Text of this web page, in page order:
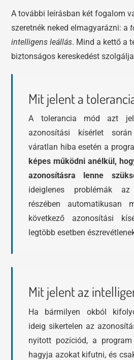
A további leírásban két fogalom
szeretnék neked elmagyarázni: a
intelligens leállás. Mind a kettő a
biztonságos kereskedést
Mit jelent a
A tolerancia mód azt
azonosítási kísérlet során
váratlan hiba esetén a
képes működni anélkül,
azonosításra lenne
ideiglenes problémák
részében automatikusan
következő azonosítási
legtöbb esetben
Mit jelent az
Ha bármilyen okból
ideig sikertelen az
nyitott pozíciód, a program
hagyja azokat kifutni, és